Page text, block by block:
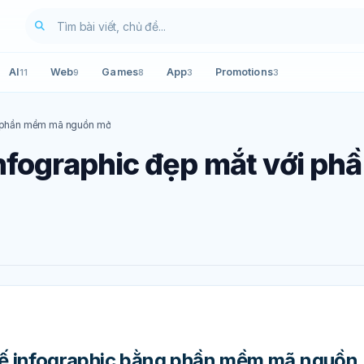
AI11 Web9 Games8 App3 Promotions3
mềm mã nguồn mở
đẹp mắt với